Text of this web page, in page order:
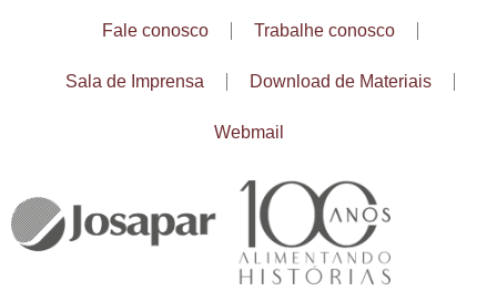
Fale conosco Trabalhe conosco
Sala de Imprensa Download de Materiais
Webmail